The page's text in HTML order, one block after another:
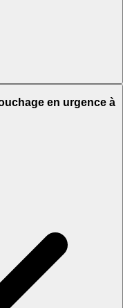
en urgence à